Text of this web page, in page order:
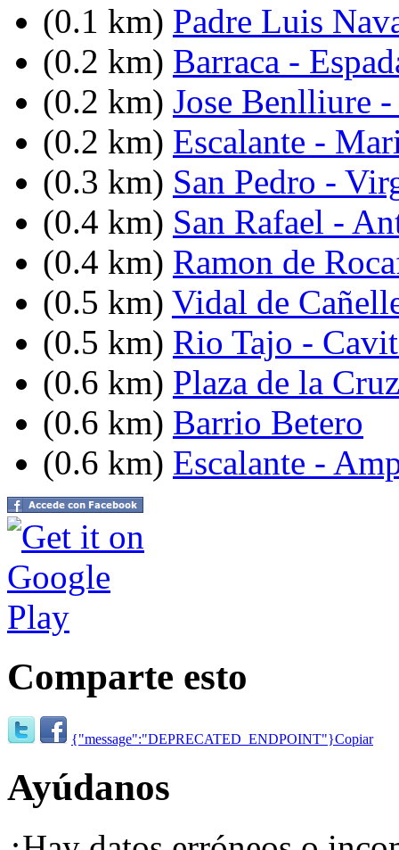
(0.1 km) Padre Luis
(0.2 km) Barraca -
(0.2 km) Jose Benlliure
(0.2 km) Escalante -
(0.3 km) San Pedro -
(0.4 km) San Rafael -
(0.4 km) Ramon de
(0.5 km) Vidal de
(0.5 km) Rio Tajo -
(0.6 km) Plaza de la
(0.6 km) Barrio Betero
(0.6 km) Escalante -
Comparte esto
{"message":"DEPRECATED_ENDPOINT"}Copiar
Ayúdanos